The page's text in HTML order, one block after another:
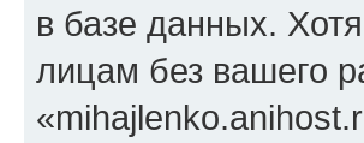
в базе данных.
лицам без вашего